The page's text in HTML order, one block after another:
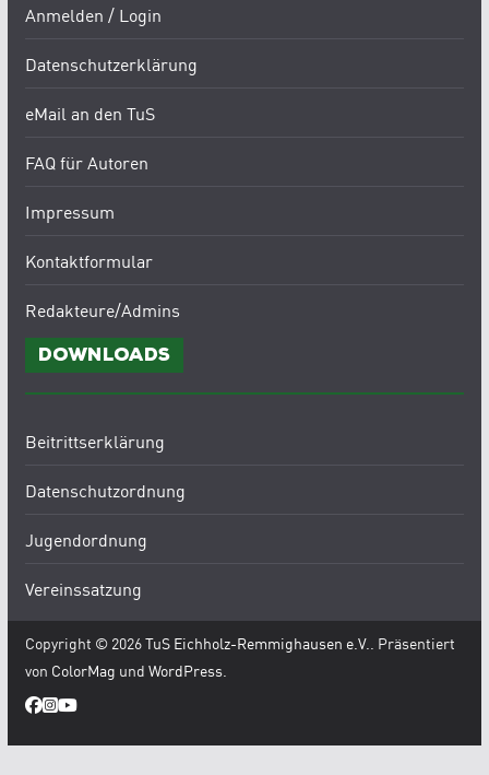
Anmelden / Login
Datenschutzerklärung
eMail an den TuS
FAQ für Autoren
Impressum
Kontaktformular
Redakteure/Admins
Downloads
Beitrittserklärung
Datenschutzordnung
Jugendordnung
Vereinssatzung
Copyright © 2026TuS Eichholz-Remmighausen e.V.. Präsentiert
von ColorMag und WordPress.